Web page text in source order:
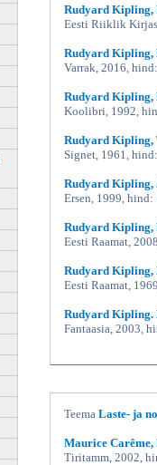
Rudyard Kipling,
Eesti Riiklik
Rudyard Kipling,
Varrak, 2016,
Rudyard Kipling,
Koolibri, 1992,
Rudyard Kipling,
Signet, 1961,
Rudyard Kipling,
Ersen, 1999, hind:
Rudyard Kipling,
Eesti Raamat,
Rudyard Kipling,
Eesti Raamat,
Rudyard Kipling.
Fantaasia, 2003,
Teema Laste- ja
Maurice
Tiritamm, 2002,